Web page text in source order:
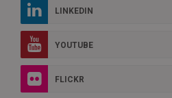
LINKEDIN
YOUTUBE
FLICKR